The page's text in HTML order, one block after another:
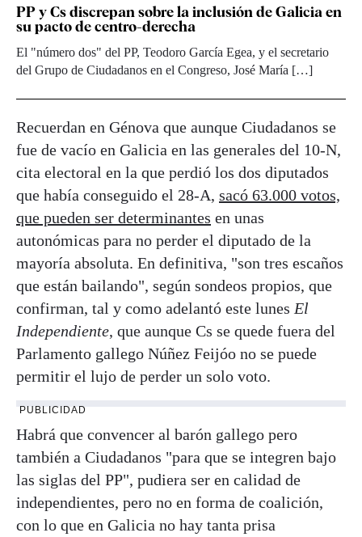
PP y Cs discrepan sobre la inclusión de Galicia en
su pacto de centro-derecha
El "número dos" del PP, Teodoro García Egea, y el secretario
del Grupo de Ciudadanos en el Congreso, José María […]
Recuerdan en Génova que aunque Ciudadanos se
fue de vacío en Galicia en las generales del 10-N,
cita electoral en la que perdió los dos diputados
que había conseguido el 28-A, sacó 63.000 votos,
que pueden ser determinantes en unas
autonómicas para no perder el diputado de la
mayoría absoluta. En definitiva, "son tres escaños
que están bailando", según sondeos propios, que
confirman, tal y como adelantó este lunes El
Independiente, que aunque Cs se quede fuera del
Parlamento gallego Núñez Feijóo no se puede
permitir el lujo de perder un solo voto.
PUBLICIDAD
Habrá que convencer al barón gallego pero
también a Ciudadanos "para que se integren bajo
las siglas del PP", pudiera ser en calidad de
independientes, pero no en forma de coalición,
con lo que en Galicia no hay tanta prisa